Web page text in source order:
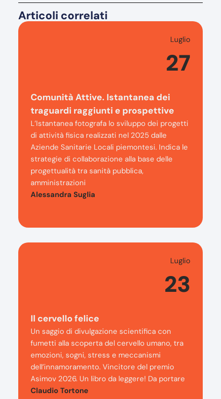
Articoli correlati
Luglio
27
Comunità Attive. Istantanea dei
traguardi raggiunti e prospettive
L’Istantanea fotografa lo sviluppo dei progetti
di attività fisica realizzati nel 2025 dalle
Aziende Sanitarie Locali piemontesi. Indica le
strategie di collaborazione alla base delle
progettualità tra sanità pubblica,
amministrazioni
Alessandra Suglia
Luglio
23
Il cervello felice
Un saggio di divulgazione scientifica con
fumetti alla scoperta del cervello umano, tra
emozioni, sogni, stress e meccanismi
dell’innamoramento. Vincitore del premio
Asimov 2026. Un libro da leggere! Da portare
Claudio Tortone